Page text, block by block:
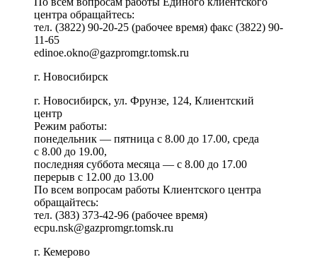
центра обращайтесь:
тел. (3822) 90-20-25 (рабочее время) факс (3822) 90-
11-65
edinoe.okno@gazpromgr.tomsk.ru
г. Новосибирск
г. Новосибирск, ул. Фрунзе, 124, Клиентский
центр
Режим работы:
понедельник — пятница с 8.00 до 17.00, среда
с 8.00 до 19.00,
последняя суббота месяца — с 8.00 до 17.00
перерыв с 12.00 до 13.00
По всем вопросам работы Клиентского центра
обращайтесь:
тел. (383) 373-42-96 (рабочее время)
ecpu.nsk@gazpromgr.tomsk.ru
г. Кемерово